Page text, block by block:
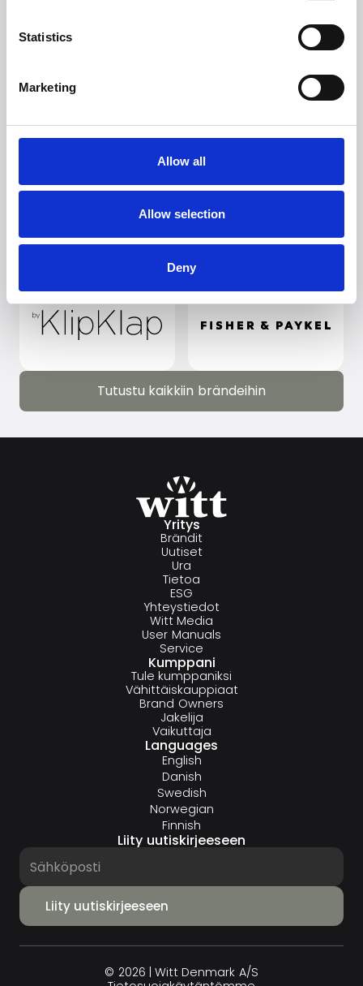
Statistics
Marketing
Allow all
Allow selection
Deny
Tutustu kaikkiin brändeihin
Tutustu kaikkiin brändeihin
Yritys
Brändit
Uutiset
Ura
Tietoa
ESG
Yhteystiedot
Witt Media
User Manuals
Service
Kumppani
Tule kumppaniksi
Vähittäiskauppiaat
Brand Owners
Jakelija
Vaikuttaja
Languages
English
Danish
Swedish
Norwegian
Finnish
Liity uutiskirjeeseen
© 2026 | Witt Denmark A/S